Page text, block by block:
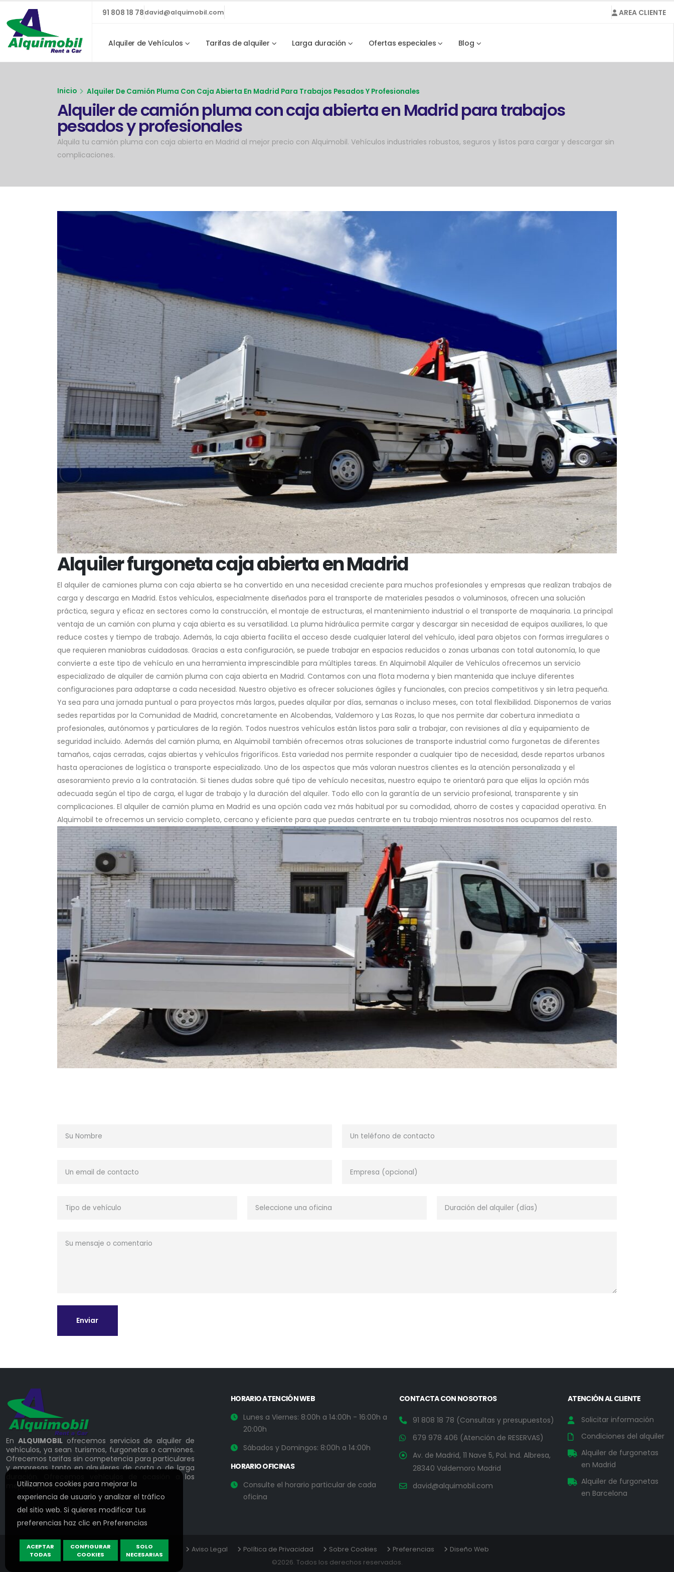
91 808 18 78david@alquimobil.com AREA CLIENTE
Alquiler de Vehículos Tarifas de alquiler Larga duración Ofertas especiales Blog
Inicio Alquiler De Camión Pluma Con Caja Abierta En Madrid Para Trabajos Pesados Y Profesionales
Alquiler de camión pluma con caja abierta en Madrid para trabajos
pesados y profesionales
Alquila tu camión pluma con caja abierta en Madrid al mejor precio con Alquimobil. Vehículos industriales robustos, seguros y listos para cargar y descargar sin
complicaciones.
Alquiler furgoneta caja abierta en Madrid
El alquiler de camiones pluma con caja abierta se ha convertido en una necesidad creciente para muchos profesionales y empresas que realizan trabajos de
carga y descarga en Madrid. Estos vehículos, especialmente diseñados para el transporte de materiales pesados o voluminosos, ofrecen una solución
práctica, segura y eficaz en sectores como la construcción, el montaje de estructuras, el mantenimiento industrial o el transporte de maquinaria. La principal
ventaja de un camión con pluma y caja abierta es su versatilidad. La pluma hidráulica permite cargar y descargar sin necesidad de equipos auxiliares, lo que
reduce costes y tiempo de trabajo. Además, la caja abierta facilita el acceso desde cualquier lateral del vehículo, ideal para objetos con formas irregulares o
que requieren maniobras cuidadosas. Gracias a esta configuración, se puede trabajar en espacios reducidos o zonas urbanas con total autonomía, lo que
convierte a este tipo de vehículo en una herramienta imprescindible para múltiples tareas. En Alquimobil Alquiler de Vehículos ofrecemos un servicio
especializado de alquiler de camión pluma con caja abierta en Madrid. Contamos con una flota moderna y bien mantenida que incluye diferentes
configuraciones para adaptarse a cada necesidad. Nuestro objetivo es ofrecer soluciones ágiles y funcionales, con precios competitivos y sin letra pequeña.
Ya sea para una jornada puntual o para proyectos más largos, puedes alquilar por días, semanas o incluso meses, con total flexibilidad. Disponemos de varias
sedes repartidas por la Comunidad de Madrid, concretamente en Alcobendas, Valdemoro y Las Rozas, lo que nos permite dar cobertura inmediata a
profesionales, autónomos y particulares de la región. Todos nuestros vehículos están listos para salir a trabajar, con revisiones al día y equipamiento de
seguridad incluido. Además del camión pluma, en Alquimobil también ofrecemos otras soluciones de transporte industrial como furgonetas de diferentes
tamaños, cajas cerradas, cajas abiertas y vehículos frigoríficos. Esta variedad nos permite responder a cualquier tipo de necesidad, desde repartos urbanos
hasta operaciones de logística o transporte especializado. Uno de los aspectos que más valoran nuestros clientes es la atención personalizada y el
asesoramiento previo a la contratación. Si tienes dudas sobre qué tipo de vehículo necesitas, nuestro equipo te orientará para que elijas la opción más
adecuada según el tipo de carga, el lugar de trabajo y la duración del alquiler. Todo ello con la garantía de un servicio profesional, transparente y sin
complicaciones. El alquiler de camión pluma en Madrid es una opción cada vez más habitual por su comodidad, ahorro de costes y capacidad operativa. En
Alquimobil te ofrecemos un servicio completo, cercano y eficiente para que puedas centrarte en tu trabajo mientras nosotros nos ocupamos del resto.
Enviar
En ALQUIMOBILofrecemos servicios de alquiler de
vehículos, ya sean turismos, furgonetas o camiones.
Ofrecemos tarifas sin competencia para particulares
y empresas tanto en alquileres de corta o de larga
duración. Ofrecemos vehículos de ocasión a los
mejores precios.
HORARIO ATENCIÓN WEB
Lunes a Viernes: 8:00h a 14:00h - 16:00h a
20:00h
Sábados y Domingos: 8:00h a 14:00h
HORARIO OFICINAS
Consulte el horario particular de cada
oficina
CONTACTA CON NOSOTROS
91 808 18 78 (Consultas y presupuestos)
679 978 406 (Atención de RESERVAS)
Av. de Madrid, 11 Nave 5, Pol. Ind. Albresa,
28340 Valdemoro Madrid
david@alquimobil.com
ATENCIÓN AL CLIENTE
Solicitar información
Condiciones del alquiler
Alquiler de furgonetas
en Madrid
Alquiler de furgonetas
en Barcelona
Aviso Legal Política de Privacidad Sobre Cookies Preferencias
Diseño Web
©2026. Todos los derechos reservados.
Utilizamos cookies para mejorar la
experiencia de usuario y analizar el tráfico
del sitio web. Si quieres modificar tus
preferencias haz clic en Preferencias
ACEPTAR
TODAS
CONFIGURAR
COOKIES
SOLO
NECESARIAS